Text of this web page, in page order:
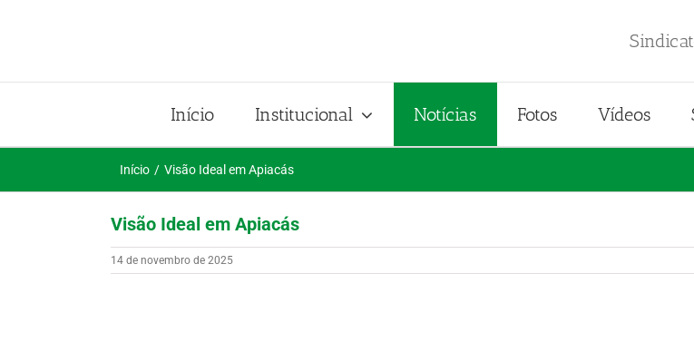
conteúdo
Início Institucional Notícias Fotos Vídeos
Início Visão Ideal em Apiacás
Visão Ideal em Apiacás
14 de novembro de 2025